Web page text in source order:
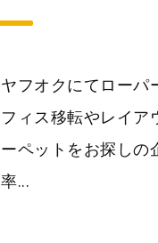
ヤフオクにてローパ
フィス移転やレイア
ーペットをお探しの
率...